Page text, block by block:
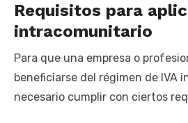
Requisitos para
intracomunitario
Para que una empresa o
beneficiarse del régimen de IVA
necesario cumplir con ciertos